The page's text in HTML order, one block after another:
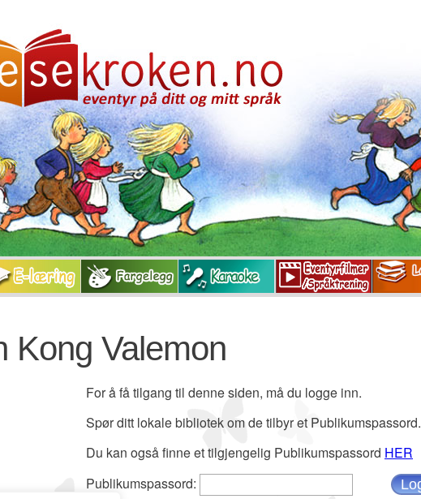
Kong Valemon
For å få tilgang til denne siden, må du logge inn.
Spør ditt lokale bibliotek om de tilbyr et Publikumspassord.
Du kan også finne et tilgjengelig Publikumspassord HER
Publikumspassord: